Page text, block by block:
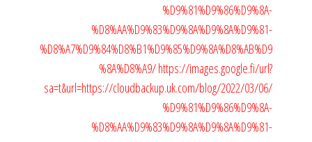
%D9%81%D9%86%D9%8A-
%D8%AA%D9%83%D9%8A%D9%8A%D9%81-
%D8%A7%D9%84%D8%B1%D9%85%D9%8A%D8%AB%D9
%8A%D8%A9/https://images.google.fi/url?
sa=t&url=https://cloudbackup.uk.com/blog/2022/03/06/
%D9%81%D9%86%D9%8A-
%D8%AA%D9%83%D9%8A%D9%8A%D9%81-